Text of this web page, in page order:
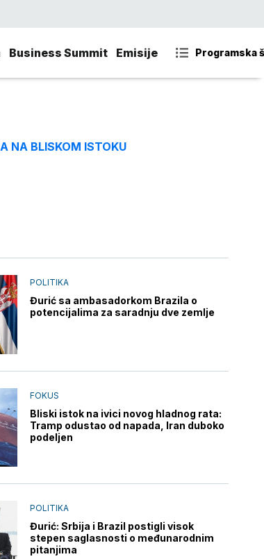
Business Summit Emisije Programska
NA BLISKOM ISTOKU
POLITIKA
Đurić sa ambasadorkom Brazila o
potencijalima za saradnju dve zemlje
FOKUS
Bliski istok na ivici novog hladnog rata:
Tramp odustao od napada, Iran duboko
podeljen
POLITIKA
Đurić: Srbija i Brazil postigli visok
stepen saglasnosti o međunarodnim
pitanjima